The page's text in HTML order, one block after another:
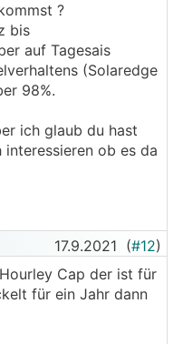
?
bis
auf Tagesais
(Solaredge
98%.
ich glaub du hast
ob es da
17.9.2021 (#12)
Cap der ist für
für ein Jahr dann